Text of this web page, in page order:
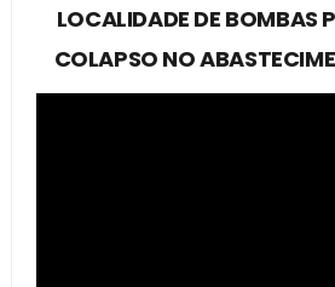
LOCALIDADE DE BOMBAS
COLAPSO NO